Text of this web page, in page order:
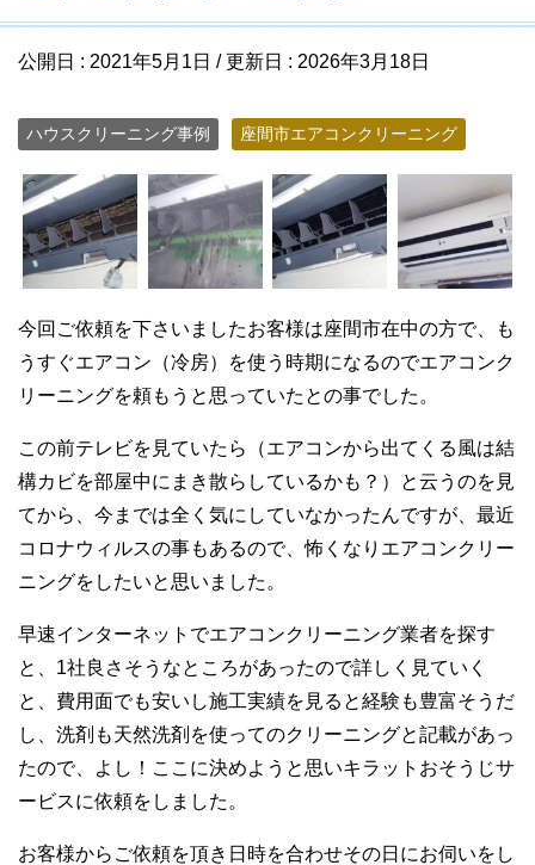
公開日 : 2021年5月1日 / 更新日 : 2026年3月18日
ハウスクリーニング事例 座間市エアコンクリーニング
今回ご依頼を下さいましたお客様は座間市在中の方で、も
うすぐエアコン（冷房）を使う時期になるのでエアコンク
リーニングを頼もうと思っていたとの事でした。
この前テレビを見ていたら（エアコンから出てくる風は結
構カビを部屋中にまき散らしているかも？）と云うのを見
てから、今までは全く気にしていなかったんですが、最近
コロナウィルスの事もあるので、怖くなりエアコンクリー
ニングをしたいと思いました。
早速インターネットでエアコンクリーニング業者を探す
と、1社良さそうなところがあったので詳しく見ていく
と、費用面でも安いし施工実績を見ると経験も豊富そうだ
し、洗剤も天然洗剤を使ってのクリーニングと記載があっ
たので、よし！ここに決めようと思いキラットおそうじサ
ービスに依頼をしました。
お客様からご依頼を頂き日時を合わせその日にお伺いをし